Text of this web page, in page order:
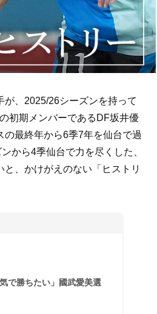
、2025/26シーズンを持って
初期メンバーであるDF坂井優
最終年から6季7年を仙台で過
から4季仙台で力を尽くした、
、かけがえのない「ヒストリ
で勝ちたい」國武愛美選